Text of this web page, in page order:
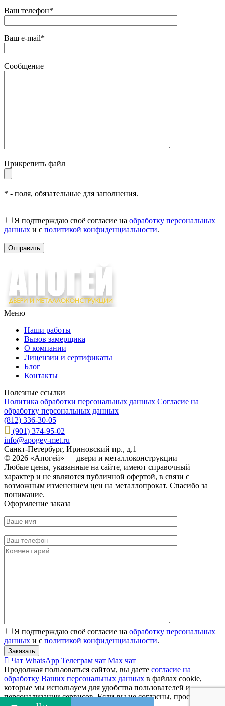
Ваш телефон*
Ваш e-mail*
Сообщение
Прикрепить файл
* - поля, обязательные для заполнения.
Я подтверждаю своё согласие на обработку персональных
данных и с политикой конфиденциальности.
Меню
Наши работы
Вызов замерщика
О компании
Лицензии и сертификаты
Блог
Контакты
Полезные ссылки
Политика обработки персональных данных Согласие на
обработку персональных данных
(812) 336-30-05
(901) 374-95-02
info@apogey-met.ru
Санкт-Петербург, Ириновский пр., д.1
© 2026 «Апогей» — двери и металлоконструкции
Любые цены, указанные на сайте, имеют справочный
характер и не являются публичной офертой, в связи с
возможным изменением цен на металлопрокат. Спасибо за
понимание.
Оформление заказа
Я подтверждаю своё согласие на обработку персональных
данных и с политикой конфиденциальности.
Чат WhatsApp Телеграм чат Max чат
Продолжая пользоваться сайтом, вы даете согласие на
обработку Ваших персональных данных в файлах cookie,
которые мы используем для удобства пользователей и
персонализации сервисов. Если вы не согласны, просим вас